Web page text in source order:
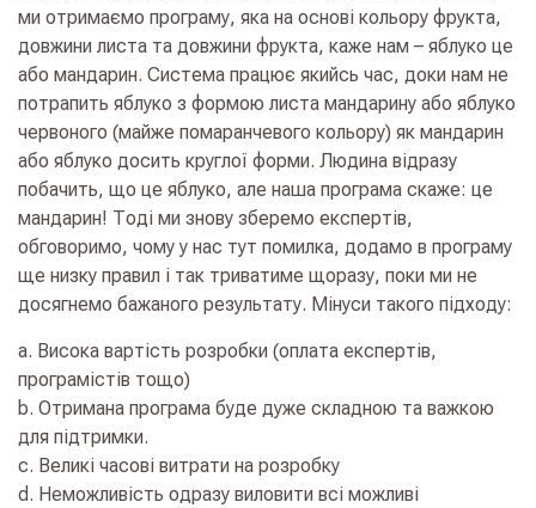
ми отримаємо програму, яка на основі кольору фрукта,
довжини листа та довжини фрукта, каже нам – яблуко це
або мандарин. Система працює якийсь час, доки нам не
потрапить яблуко з формою листа мандарину або яблуко
червоного (майже помаранчевого кольору) як мандарин
або яблуко досить круглої форми. Людина відразу
побачить, що це яблуко, але наша програма скаже: це
мандарин! Тоді ми знову зберемо експертів,
обговоримо, чому у нас тут помилка, додамо в програму
ще низку правил і так триватиме щоразу, поки ми не
досягнемо бажаного результату. Мінуси такого підходу:
а. Висока вартість розробки (оплата експертів,
програмістів тощо)
b. Отримана програма буде дуже складною та важкою
для підтримки.
c. Великі часові витрати на розробку
d. Неможливість одразу виловити всі можливі